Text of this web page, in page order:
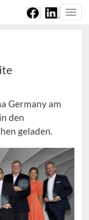
Germany am
den
geladen.